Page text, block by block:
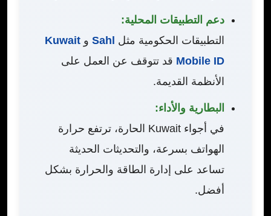
دعم التطبيقات المحلية:
التطبيقات الحكومية مثل Sahl و Kuwait
Mobile ID قد تتوقف عن العمل على
الأنظمة القديمة.
البطارية والأداء:
في أجواء Kuwait الحارة، ترتفع حرارة
الهواتف بسرعة، والتحديثات الحديثة
تساعد على إدارة الطاقة والحرارة بشكل
أفضل.